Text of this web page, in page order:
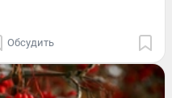
Обсудить